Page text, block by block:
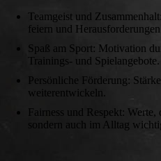
Teamgeist und
feiern und
Spaß am Sport: Motivation
Trainings- und Spielangebote.
Persönliche Förderung:
weiterentwickeln.
Fairness und Respekt:
sondern auch im Alltag